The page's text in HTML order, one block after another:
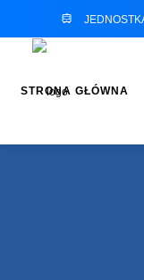
STRONA GŁÓWNA